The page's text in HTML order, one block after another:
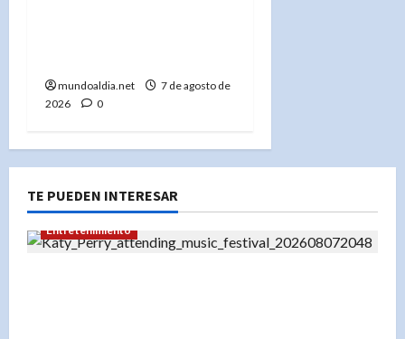
mundoaldia.net
7 de agosto de
2026
0
TE PUEDEN INTERESAR
Entretenimiento